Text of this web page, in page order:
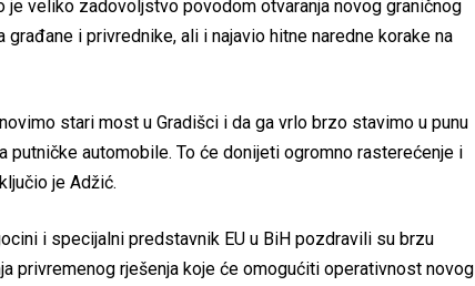
je veliko zadovoljstvo povodom otvaranja novog graničnog
i privrednike, ali i najavio hitne naredne korake na
stari most u Gradišci i da ga vrlo brzo stavimo u punu
putničke automobile. To će donijeti ogromno rasterećenje i
je Adžić.
i specijalni predstavnik EU u BiH pozdravili su brzu
privremenog rješenja koje će omogućiti operativnost novog